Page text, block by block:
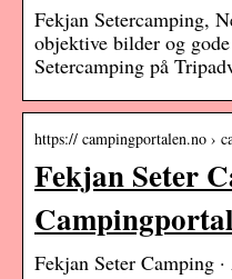
Fekjan Setercamping,
objektive bilder og
Setercamping på
https:// campingportalen.no ›
Fekjan Seter
Fekjan Seter Camping